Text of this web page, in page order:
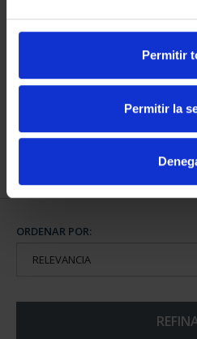
Permitir
Permitir la
IBEROAMERICANA -
MONEDA ESPA...
ORDENAR POR: